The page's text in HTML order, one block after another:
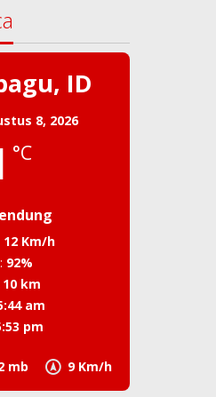
ID
8, 2026
°C
mb 9 Km/h
12 Km/h
92%
10 km
am
pm